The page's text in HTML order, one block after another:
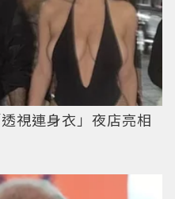
視連身衣」夜店亮相